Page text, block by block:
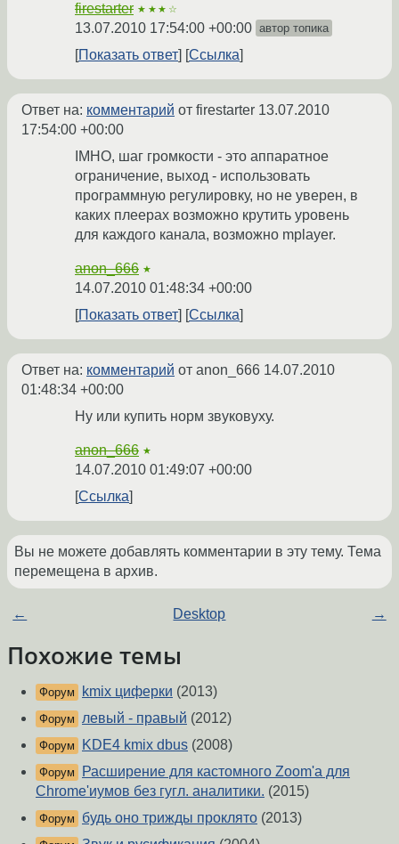
firestarter ★★★☆
13.07.2010 17:54:00 +00:00 автор топика
Показать ответ Ссылка
Ответ на: комментарий от firestarter 13.07.2010
17:54:00 +00:00
IMHO, шаг громкости - это аппаратное
ограничение, выход - использовать
программную регулировку, но не уверен, в
каких плеерах возможно крутить уровень
для каждого канала, возможно mplayer.
anon_666 ★
14.07.2010 01:48:34 +00:00
Показать ответ
Ссылка
Ответ на: комментарий от anon_666 14.07.2010
01:48:34 +00:00
Ну или купить норм звуковуху.
anon_666 ★
14.07.2010 01:49:07 +00:00
Ссылка
Вы не можете добавлять комментарии в эту тему. Тема
перемещена в архив.
← Desktop →
Похожие темы
Форум kmix циферки (2013)
Форум левый - правый (2012)
Форум KDE4 kmix dbus (2008)
Форум
Расширение для кастомного Zoom'a для
Chrome'иумов без гугл. аналитики. (2015)
Форум будь оно трижды проклято (2013)